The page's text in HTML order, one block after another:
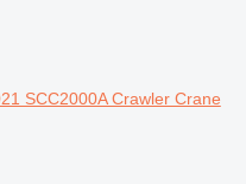
SCC2000A Crawler Crane